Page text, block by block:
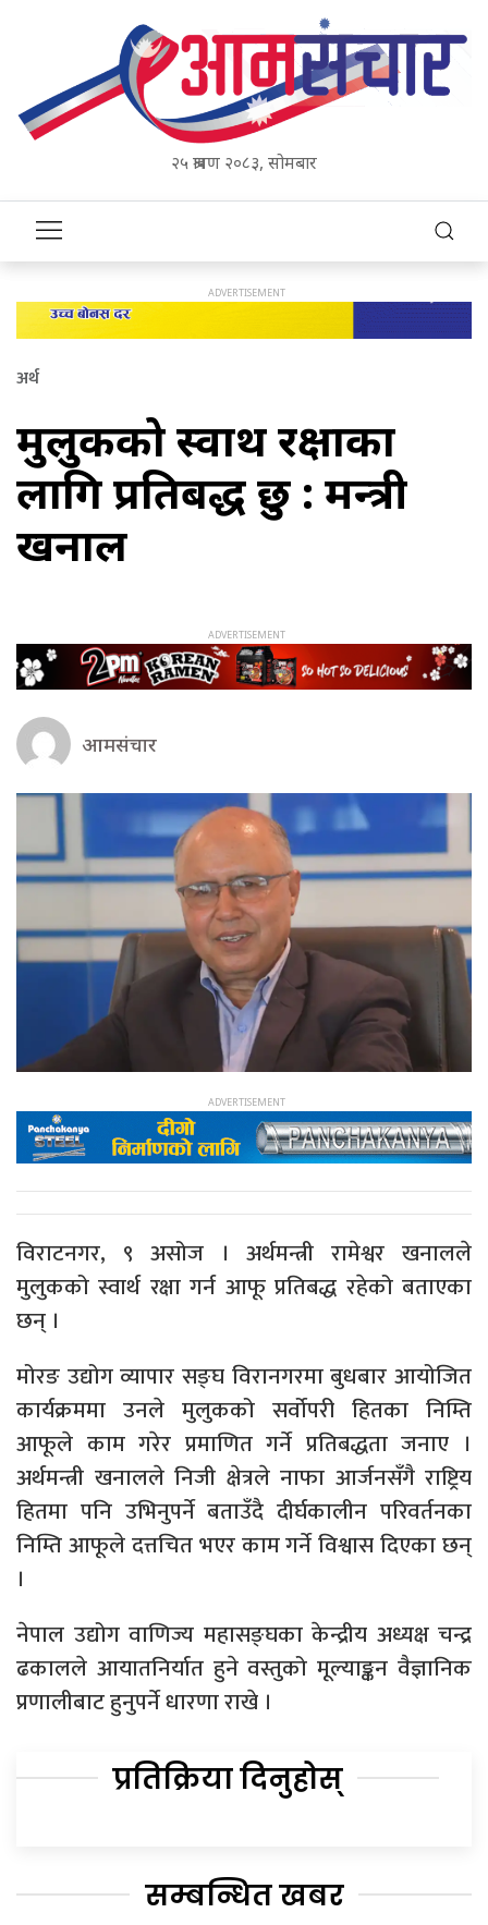
२५ श्रावण २०८३, सोमबार
अर्थ
मुलुकको स्वार्थ रक्षाका
लागि प्रतिबद्ध छु : मन्त्री
खनाल
आमसंचार
विराटनगर, ९ असोज । अर्थमन्त्री रामेश्वर खनालले
मुलुकको स्वार्थ रक्षा गर्न आफू प्रतिबद्ध रहेको बताएका
छन् ।
मोरङ उद्योग व्यापार सङ्घ विरानगरमा बुधबार आयोजित
कार्यक्रममा उनले मुलुकको सर्वोपरी हितका निम्ति
आफूले काम गरेर प्रमाणित गर्ने प्रतिबद्धता जनाए ।
अर्थमन्त्री खनालले निजी क्षेत्रले नाफा आर्जनसँगै राष्ट्रिय
हितमा पनि उभिनुपर्ने बताउँदै दीर्घकालीन परिवर्तनका
निम्ति आफूले दत्तचित भएर काम गर्ने विश्वास दिएका छन्
।
नेपाल उद्योग वाणिज्य महासङ्घका केन्द्रीय अध्यक्ष चन्द्र
ढकालले आयातनिर्यात हुने वस्तुको मूल्याङ्कन वैज्ञानिक
प्रणालीबाट हुनुपर्ने धारणा राखे ।
प्रतिक्रिया दिनुहोस्
सम्बन्धित खबर